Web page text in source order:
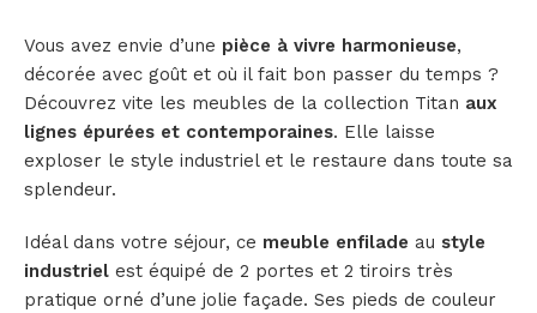
Vous avez envie d’une pièce à vivre harmonieuse,
décorée avec goût et où il fait bon passer du temps ?
Découvrez vite les meubles de la collection Titan aux
lignes épurées et contemporaines. Elle laisse
exploser le style industriel et le restaure dans toute sa
splendeur.
Idéal dans votre séjour, ce meuble enfilade au style
industriel est équipé de 2 portes et 2 tiroirs très
pratique orné d’une jolie façade. Ses pieds de couleur